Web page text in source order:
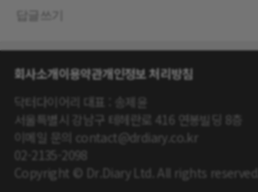
회사소개이용약관개인정보 처리방침
닥터다이어리 대표 : 송제윤
서울특별시 강남구 테헤란로 416 연봉빌딩 8층
이메일 문의 contact@drdiary.co.kr
02-2135-2098
Copyright © Dr.Diary Ltd. All rights reserved.